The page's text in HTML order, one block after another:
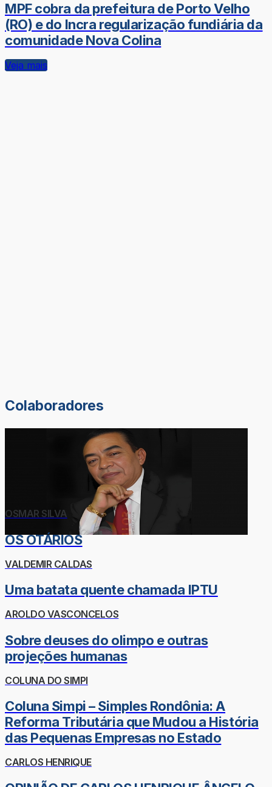
MPF cobra da prefeitura de Porto Velho
(RO) e do Incra regularização fundiária da
comunidade Nova Colina
Veja mais
Colaboradores
OSMAR SILVA
OS OTÁRIOS
VALDEMIR CALDAS
Uma batata quente chamada IPTU
AROLDO VASCONCELOS
Sobre deuses do olimpo e outras
projeções humanas
COLUNA DO SIMPI
Coluna Simpi – Simples Rondônia: A
Reforma Tributária que Mudou a História
das Pequenas Empresas no Estado
CARLOS HENRIQUE